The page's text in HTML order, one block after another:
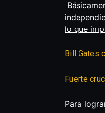
lo que
Bill Gates
Fuerte
Para